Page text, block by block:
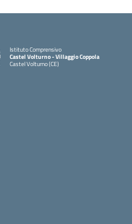
Istituto Comprensivo
Castel Volturno - Villaggio Coppola
Castel Volturno (CE)